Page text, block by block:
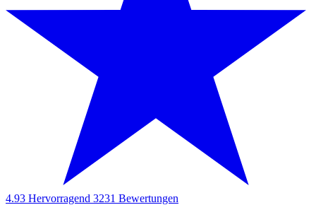
4.93 Hervorragend 3231 Bewertungen